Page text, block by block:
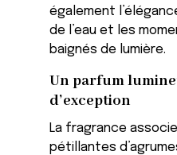
également
de l’eau et les
baignés de lumière.
Un parfum
d’exception
La fragrance
pétillantes